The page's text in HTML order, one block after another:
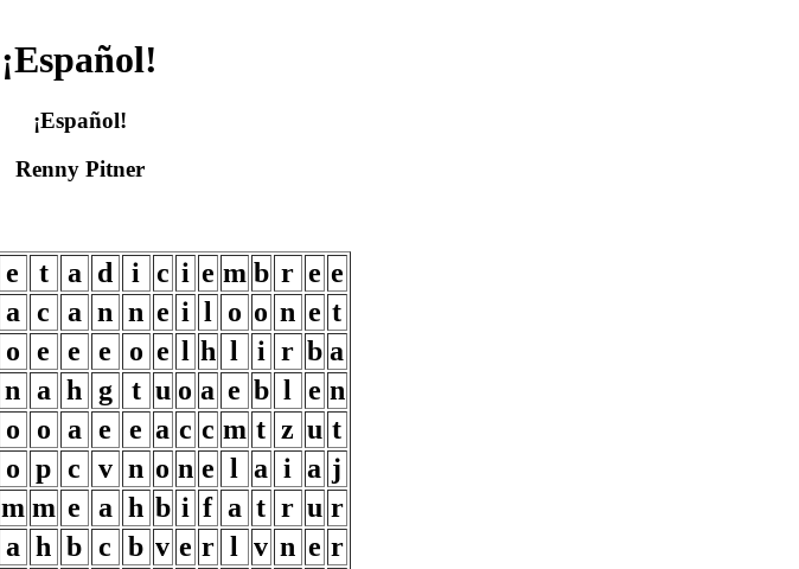
¡Español!
¡Español!
Renny Pitner
e t a d i c i e m b r e e
a c a n n e i l o o n e t
o e e e o e l h l i r b a
n a h g t u o a e b l e n
o o a e e a c c m t z u t
o p c v n o n e l a i a j
m m e a h b i f a t r u r
a h b c b v e r l v n e r